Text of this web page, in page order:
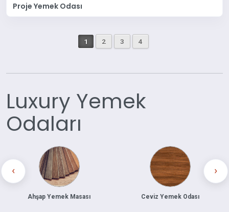
Proje Yemek Odası
1 2 3 4
Luxury Yemek
Odaları
Ceviz Yemek Odası Siyah Yemek Odası
‹ ›